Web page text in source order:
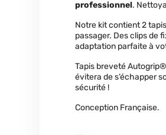
professionnel.
Notre kit contient 2
passager. Des clips de
adaptation parfaite à
Tapis breveté
évitera de s’échapper
sécurité !
Conception Française.